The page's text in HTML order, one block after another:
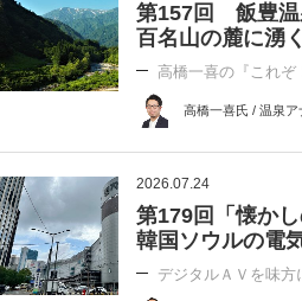
第157回 飯豊
百名山の麓に湧
高橋一喜の『これぞ
高橋一喜氏 / 温泉ア
2026.07.24
第179回「懐か
韓国ソウルの電気
デジタルＡＶを味方